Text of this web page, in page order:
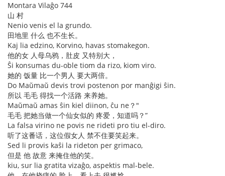
Montara Vilaĝo 744
山 村
Nenio venis el la grundo.
田地里 什么 也不生长。
Kaj lia edzino, Korvino, havas stomakegon.
他的女 人母乌鸦，肚皮 又特别大，
Ŝi konsumas du-oble tiom da rizo, kiom viro.
她的 饭量 比一个男人 要大两倍。
Do Maŭmaŭ devis trovi postenon por manĝigi ŝin.
所以 毛毛 得找一个活路 来养她。
Maŭmaŭ amas ŝin kiel diinon, ĉu ne？"
毛毛 把她当做一个仙女似的 疼爱，知道吗？”
La falsa virino ne povis ne rideti pro tiu el-diro.
听了这番话，这位假女人 禁不住要笑起来。
Sed li provis kaŝi la rideton per grimaco,
但是 他 故意 来掩住他的笑。
kiu, sur lia gratita vizaĝo, aspektis mal-bele.